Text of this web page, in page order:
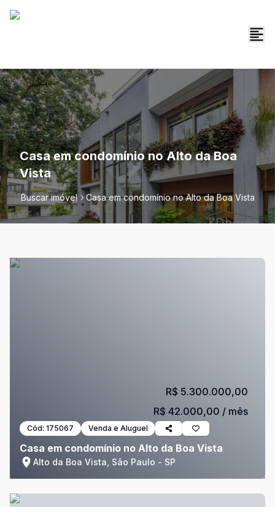
Casa em condomínio no Alto da Boa
Vista
Buscar imóvel Casa em condomínio no Alto da Boa Vista
Cód: 175067 Venda e Aluguel
Casa em condomínio no Alto da Boa Vista
Alto da Boa Vista, São Paulo - SP
R$ 5.300.000,00
R$ 42.000,00 / mês